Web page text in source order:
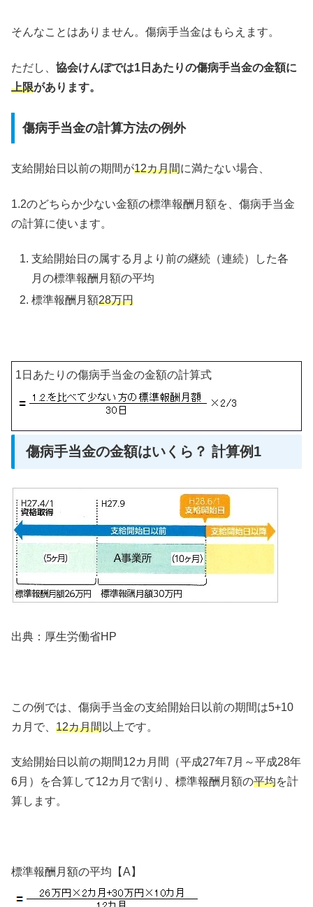
そんなことはありません。傷病手当金はもらえます。
ただし、 協会けんぽでは1日あたりの傷病手当金の金額に
上限があります。
傷病手当金の計算方法の例外
支給開始日以前の期間が12カ月間に満たない場合、
1.2のどちらか少ない金額の標準報酬月額を、傷病手当金
の計算に使います。
支給開始日の属する月より前の継続（連続）した各
月の標準報酬月額の平均
標準報酬月額28万円
1日あたりの傷病手当金の金額の計算式
傷病手当金の金額はいくら？ 計算例1
出典：厚生労働省HP
この例では、傷病手当金の支給開始日以前の期間は5+10
カ月で、 12カ月間以上です。
支給開始日以前の期間12カ月間（平成27年7月～平成28年
6月）を合算して12カ月で割り、標準報酬月額の平均を計
算します。
標準報酬月額の平均【A】